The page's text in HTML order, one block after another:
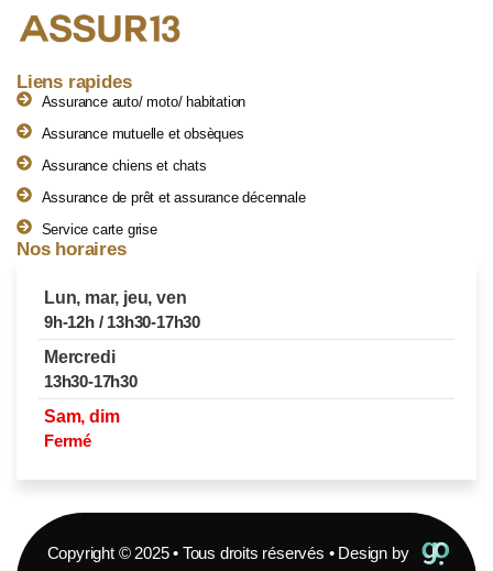
Liens rapides
Assurance auto/ moto/ habitation
Assurance mutuelle et obsèques
Assurance chiens et chats
Assurance de prêt et assurance décennale
Service carte grise
Nos horaires
Lun, mar, jeu, ven
9h-12h / 13h30-17h30
Mercredi
13h30-17h30
Sam, dim
Fermé
Copyright © 2025 • Tous droits réservés • Design by